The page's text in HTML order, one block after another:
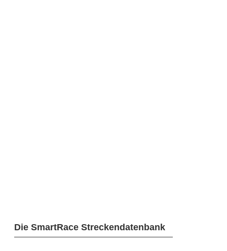
Die SmartRace Streckendatenbank